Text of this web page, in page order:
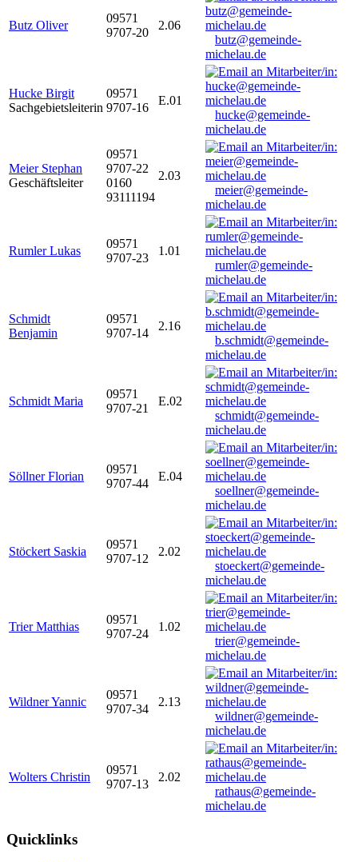
Butz Oliver
09571
9707-20
2.06
butz@gemeinde-
michelau.de
Hucke Birgit
Sachgebietsleiterin
09571
9707-16
E.01
hucke@gemeinde-
michelau.de
Meier Stephan
Geschäftsleiter
09571
9707-22
0160
93111194
2.03
meier@gemeinde-
michelau.de
Rumler Lukas
09571
9707-23
1.01
rumler@gemeinde-
michelau.de
Schmidt
Benjamin
09571
9707-14
2.16
b.schmidt@gemeinde-
michelau.de
Schmidt Maria
09571
9707-21
E.02
schmidt@gemeinde-
michelau.de
Söllner Florian
09571
9707-44
E.04
soellner@gemeinde-
michelau.de
Stöckert Saskia
09571
9707-12
2.02
stoeckert@gemeinde-
michelau.de
Trier Matthias
09571
9707-24
1.02
trier@gemeinde-
michelau.de
Wildner Yannic
09571
9707-34
2.13
wildner@gemeinde-
michelau.de
Wolters Christin
09571
9707-13
2.02
rathaus@gemeinde-
michelau.de
Quicklinks